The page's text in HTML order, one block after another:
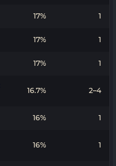
17% 1
17% 1
17% 1
16.7% 2–4
16% 1
16% 1